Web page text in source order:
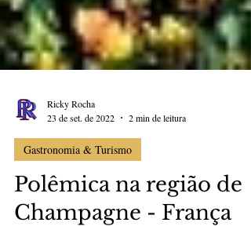
23 de set. de 2022
2 min de leitura
Gastronomia & Turismo
Polêmica na região de